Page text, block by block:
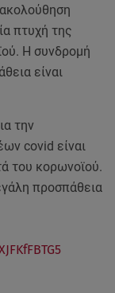
πτυχή της
Η συνδρομή
είναι
την
covid είναι
του κορωνοϊού.
προσπάθεια